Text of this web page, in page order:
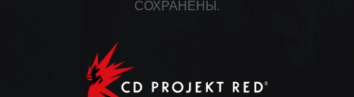
СОХРАНЕНЫ.